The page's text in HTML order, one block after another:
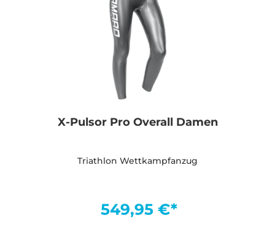
X-Pulsor Pro Overall Damen
Triathlon Wettkampfanzug
549,95 €*